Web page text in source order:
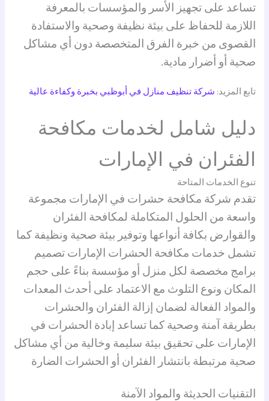
تساعد على تجهيز الأسر والمؤسسات بالمعرفة
اللازمة للحفاظ على بيئة نظيفة وصحية والاستفادة
القصوى من خبرة الفرق المتخصصة دون أي مشاكل
صحية أو أضرار مادية.
تابع المزيد: شركة تنظيف منازل في أبوظبي بخبرة وكفاءة عالية
دليل شامل لخدمات مكافحة
الفئران في الإمارات
تنوع الخدمات المتاحة
تقدم شركة مكافحة حشرات في الإمارات مجموعة
واسعة من الحلول المتكاملة لمكافحة الفئران
والقوارض بكافة أنواعها وتوفير بيئة صحية ونظيفة كما
تشمل خدمات مكافحة الحشرات الإمارات تصميم
برامج مخصصة لكل منزل أو مؤسسة بناءً على حجم
المكان ونوع التلوث مع الاعتماد على أحدث المعدات
والمواد الفعالة لضمان إزالة الفئران والحشرات
بطريقة آمنة وصحية كما تساعد إبادة الحشرات في
الإمارات على تحقيق بيئة سليمة وخالية من أي مشاكل
صحية مرتبطة بانتشار الفئران أو الحشرات الضارة
التقنيات الحديثة والمواد الآمنة